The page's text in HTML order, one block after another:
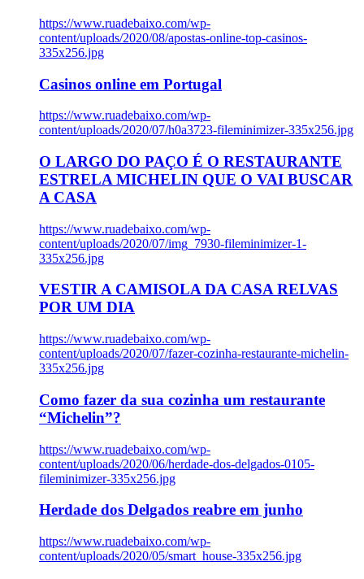
https://www.ruadebaixo.com/wp-
content/uploads/2020/08/apostas-online-top-casinos-
335x256.jpg
Casinos online em Portugal
https://www.ruadebaixo.com/wp-
content/uploads/2020/07/h0a3723-fileminimizer-335x256.jpg
O LARGO DO PAÇO É O RESTAURANTE
ESTRELA MICHELIN QUE O VAI BUSCAR
A CASA
https://www.ruadebaixo.com/wp-
content/uploads/2020/07/img_7930-fileminimizer-1-
335x256.jpg
VESTIR A CAMISOLA DA CASA RELVAS
POR UM DIA
https://www.ruadebaixo.com/wp-
content/uploads/2020/07/fazer-cozinha-restaurante-michelin-
335x256.jpg
Como fazer da sua cozinha um restaurante
“Michelin”?
https://www.ruadebaixo.com/wp-
content/uploads/2020/06/herdade-dos-delgados-0105-
fileminimizer-335x256.jpg
Herdade dos Delgados reabre em junho
https://www.ruadebaixo.com/wp-
content/uploads/2020/05/smart_house-335x256.jpg